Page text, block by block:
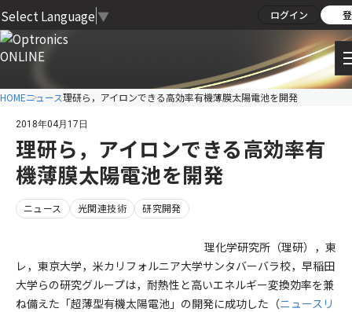
Select Language ▼ ログイン
HOMEニュース理研ら，アイロンできる高効率有機薄膜太陽電池を開発
2018年04月17日
理研ら，アイロンできる高効率有
機薄膜太陽電池を開発
ニュース 光関連技術 研究開発
理化学研究所（理研），東
レ，東京大学，米カリフォルニア大学サンタバーバラ校，早稲田
大学らの研究グループは，耐熱性と高いエネルギー変換効率を兼
ね備えた「超薄型有機太陽電池」の開発に成功した（ニュースリ